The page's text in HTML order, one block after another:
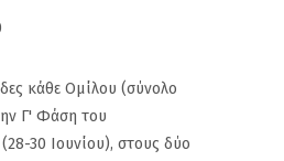
κάθε Ομίλου (σύνολο
Γ' Φάση του
30 Ιουνίου), στους δύο